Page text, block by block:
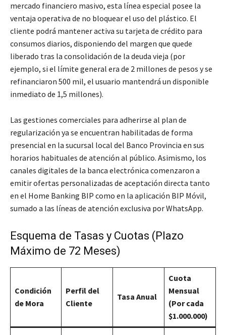
mercado financiero masivo, esta línea especial posee la
ventaja operativa de no bloquear el uso del plástico. El
cliente podrá mantener activa su tarjeta de crédito para
consumos diarios, disponiendo del margen que quede
liberado tras la consolidación de la deuda vieja (por
ejemplo, si el límite general era de 2 millones de pesos y se
refinanciaron 500 mil, el usuario mantendrá un disponible
inmediato de 1,5 millones).
Las gestiones comerciales para adherirse al plan de
regularización ya se encuentran habilitadas de forma
presencial en la sucursal local del Banco Provincia en sus
horarios habituales de atención al público. Asimismo, los
canales digitales de la banca electrónica comenzaron a
emitir ofertas personalizadas de aceptación directa tanto
en el Home Banking BIP como en la aplicación BIP Móvil,
sumado a las líneas de atención exclusiva por WhatsApp.
Esquema de Tasas y Cuotas (Plazo
Máximo de 72 Meses)
Condición
de Mora
Perfil del
Cliente
Tasa Anual
Cuota
Mensual
(Por cada
$1.000.000)